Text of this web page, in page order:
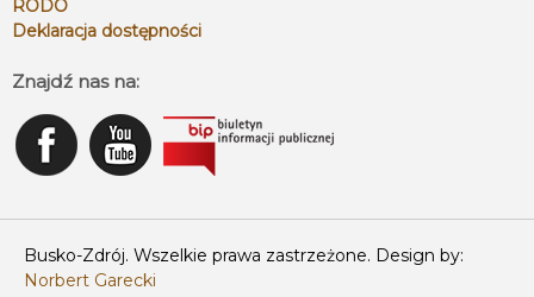
RODO
Deklaracja dostępności
Znajdź nas na:
Busko-Zdrój. Wszelkie prawa zastrzeżone. Design by:
Norbert Garecki